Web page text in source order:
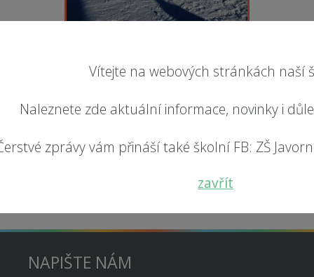
Vítejte na webových stránkách naší
Naleznete zde aktuální informace, novinky i
zprávy vám přináší také školní FB: ZŠ
zavřít
NAPIŠTE NÁM